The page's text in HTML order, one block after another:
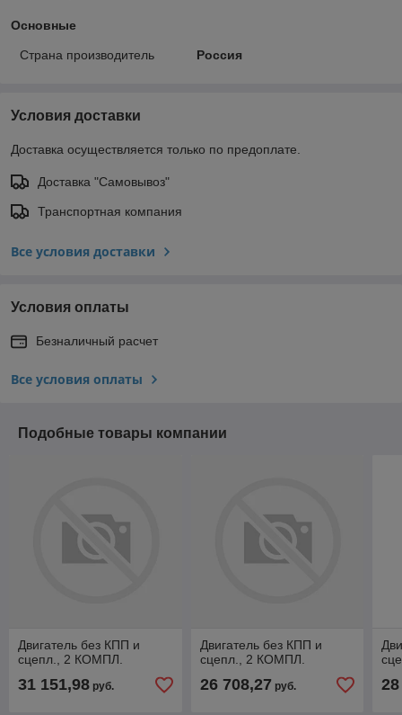
Основные
Страна производитель Россия
Условия доставки
Доставка осуществляется только по предоплате.
Доставка "Самовывоз"
Транспортная компания
Все условия доставки
Условия оплаты
Безналичный расчет
Все условия оплаты
Подобные товары компании
Двигатель без КПП и
сцепл., 2 КОМПЛ.
31 151,98 руб.
Двигатель без КПП и
сцепл., 2 КОМПЛ.
26 708,27 руб.